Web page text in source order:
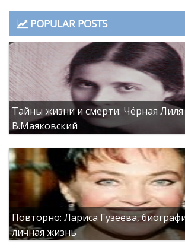
POPULAR POSTS
Тайны жизни и смерти: Чёрная
В.Маяковский
Повторно: Лариса Гузеева,
личная жизнь